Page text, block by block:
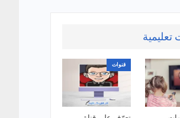
تعليمية
قنوات